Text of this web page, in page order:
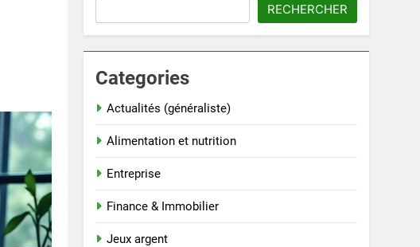
RECHERCHER
Categories
Actualités (généraliste)
Alimentation et nutrition
Entreprise
Finance & Immobilier
Jeux argent